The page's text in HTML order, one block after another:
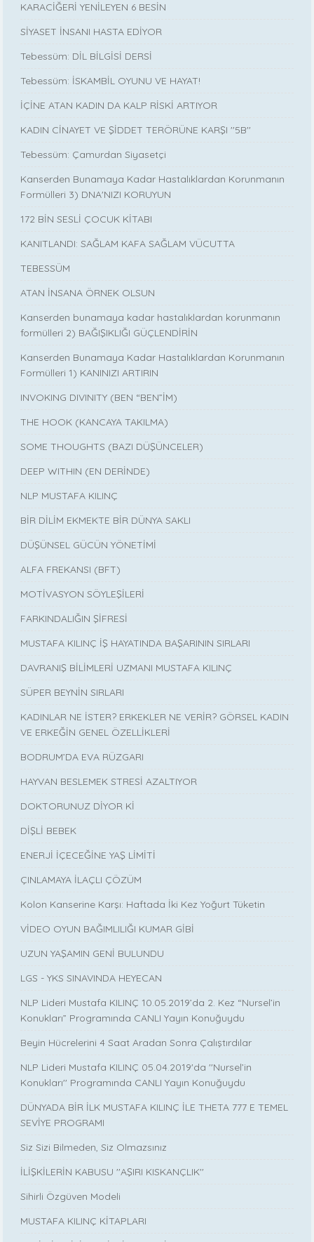
KARACİĞERİ YENİLEYEN 6 BESİN
SİYASET İNSANI HASTA EDİYOR
Tebessüm: DİL BİLGİSİ DERSİ
Tebessüm: İSKAMBİL OYUNU VE HAYAT!
İÇİNE ATAN KADIN DA KALP RİSKİ ARTIYOR
KADIN CİNAYET VE ŞİDDET TERÖRÜNE KARŞI ''5B''
Tebessüm: Çamurdan Siyasetçi
Kanserden Bunamaya Kadar Hastalıklardan Korunmanın
Formülleri 3) DNA'NIZI KORUYUN
172 BİN SESLİ ÇOCUK KİTABI
KANITLANDI: SAĞLAM KAFA SAĞLAM VÜCUTTA
TEBESSÜM
ATAN İNSANA ÖRNEK OLSUN
Kanserden bunamaya kadar hastalıklardan korunmanın
formülleri 2) BAĞIŞIKLIĞI GÜÇLENDİRİN
Kanserden Bunamaya Kadar Hastalıklardan Korunmanın
Formülleri 1) KANINIZI ARTIRIN
INVOKING DIVINITY (BEN “BEN”İM)
THE HOOK (KANCAYA TAKILMA)
SOME THOUGHTS (BAZI DÜŞÜNCELER)
DEEP WITHIN (EN DERİNDE)
NLP MUSTAFA KILINÇ
BİR DİLİM EKMEKTE BİR DÜNYA SAKLI
DÜŞÜNSEL GÜCÜN YÖNETİMİ
ALFA FREKANSI (BFT)
MOTİVASYON SÖYLEŞİLERİ
FARKINDALIĞIN ŞİFRESİ
MUSTAFA KILINÇ İŞ HAYATINDA BAŞARININ SIRLARI
DAVRANIŞ BİLİMLERİ UZMANI MUSTAFA KILINÇ
SÜPER BEYNİN SIRLARI
KADINLAR NE İSTER? ERKEKLER NE VERİR? GÖRSEL KADIN
VE ERKEĞİN GENEL ÖZELLİKLERİ
BODRUM’DA EVA RÜZGARI
HAYVAN BESLEMEK STRESİ AZALTIYOR
DOKTORUNUZ DİYOR Kİ
DİŞLİ BEBEK
ENERJİ İÇECEĞİNE YAŞ LİMİTİ
ÇINLAMAYA İLAÇLI ÇÖZÜM
Kolon Kanserine Karşı: Haftada İki Kez Yoğurt Tüketin
VİDEO OYUN BAĞIMLILIĞI KUMAR GİBİ
UZUN YAŞAMIN GENİ BULUNDU
LGS - YKS SINAVINDA HEYECAN
NLP Lideri Mustafa KILINÇ 10.05.2019’da 2. Kez “Nursel’in
Konukları” Programında CANLI Yayın Konuğuydu
Beyin Hücrelerini 4 Saat Aradan Sonra Çalıştırdılar
NLP Lideri Mustafa KILINÇ 05.04.2019'da ''Nursel’in
Konukları'' Programında CANLI Yayın Konuğuydu
DÜNYADA BİR İLK MUSTAFA KILINÇ İLE THETA 777 E TEMEL
SEVİYE PROGRAMI
Siz Sizi Bilmeden, Siz Olmazsınız
İLİŞKİLERİN KABUSU ''AŞIRI KISKANÇLIK''
Sihirli Özgüven Modeli
MUSTAFA KILINÇ KİTAPLARI